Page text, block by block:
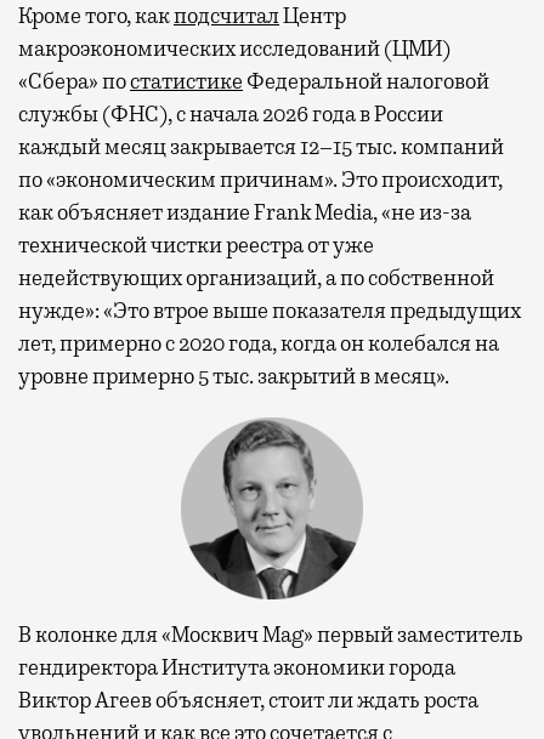
Кроме того, какподсчиталЦентр
макроэкономических исследований (ЦМИ)
«Сбера» постатистике Федеральной налоговой
службы (ФНС), с начала 2026 года в России
каждый месяц закрывается 12–15 тыс. компаний
по «экономическим причинам». Это происходит,
как объясняет издание Frank Media, «не из-за
технической чистки реестра от уже
недействующих организаций, а по собственной
нужде»: «Это втрое выше показателя предыдущих
лет, примерно с 2020 года, когда он колебался на
уровне примерно 5 тыс. закрытий в месяц».
В колонке для «Москвич Mag» первый заместитель
гендиректора Института экономики города
Виктор Агеев объясняет, стоит ли ждать роста
увольнений и как все это сочетается с